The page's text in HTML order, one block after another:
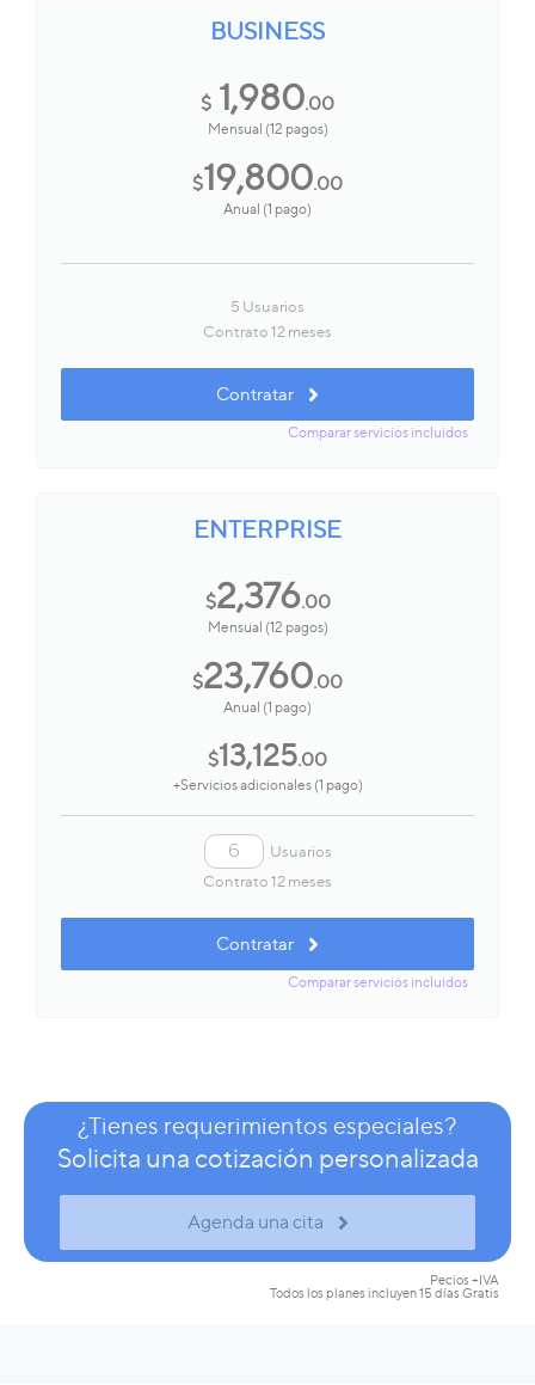
BUSINESS
$ 1,980.00
Mensual (12 pagos)
$19,800.00
Anual (1 pago)
5 Usuarios
Contrato 12 meses
Contratar
Comparar servicios incluidos
ENTERPRISE
$2,376.00
Mensual (12 pagos)
$23,760.00
Anual (1 pago)
$13,125.00
+Servicios adicionales (1 pago)
Usuarios
Contrato 12 meses
Contratar
Comparar servicios incluidos
¿Tienes requerimientos especiales?
Solicita una cotización personalizada
Agenda una cita
Pecios +IVA
Todos los planes incluyen 15 días Gratis